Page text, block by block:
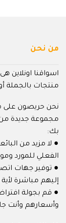
من نحن
اسواقنا
منتجات بالجملة
نحن حريصون على
مجموعة جديدة
بك:
● لا مزيد من
الفعلي للمورد
● توفير جهات
إليهم مباشرة
● قم بجولة
وأسعارهم وأنت